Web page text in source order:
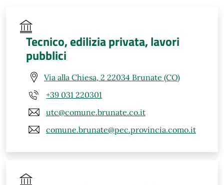
Tecnico, edilizia privata, lavori
pubblici
Via alla Chiesa, 2 22034 Brunate (CO)
+39 031 220301
utc@comune.brunate.co.it
comune.brunate@pec.provincia.como.it